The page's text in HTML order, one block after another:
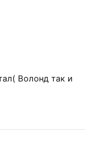
Волонд так и